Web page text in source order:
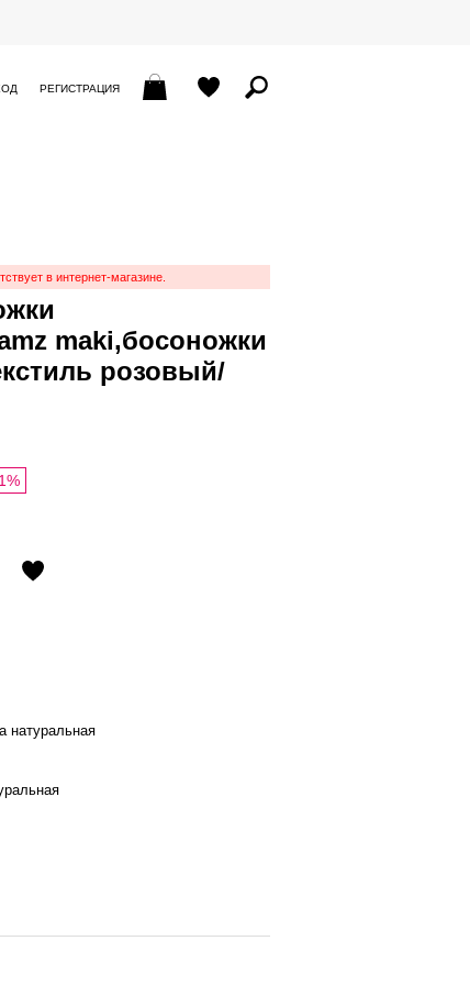
РЕГИСТРАЦИЯ
в интернет-магазине.
maki,босоножки
розовый/
натуральная